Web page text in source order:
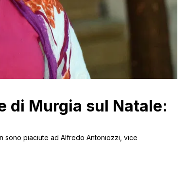
di Murgia sul Natale:
sono piaciute ad Alfredo Antoniozzi, vice